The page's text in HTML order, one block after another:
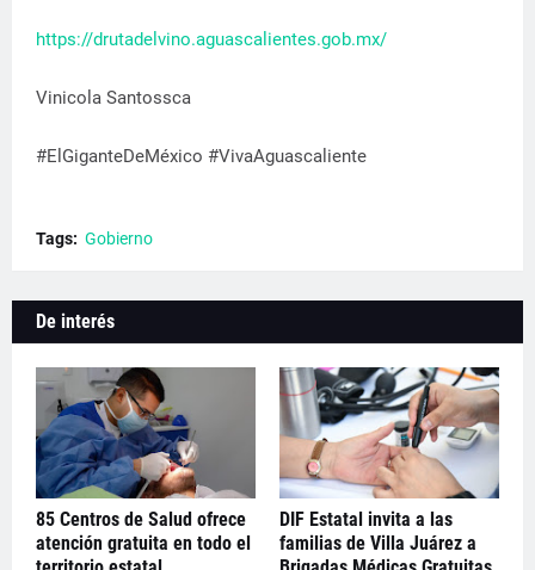
https://drutadelvino.aguascalientes.gob.mx/
Vinicola Santossca
#ElGiganteDeMéxico #VivaAguascaliente
Tags: Gobierno
De interés
85 Centros de Salud ofrece
atención gratuita en todo el
DIF Estatal invita a las
familias de Villa Juárez a